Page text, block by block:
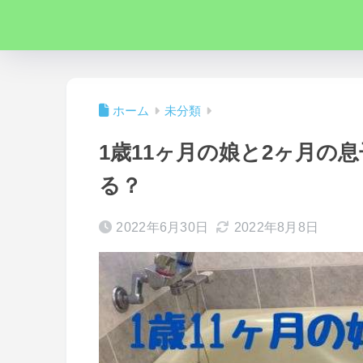
ホーム 未分類
1歳11ヶ月の娘と2ヶ月の
る？
2022年6月30日 2022年8月8日